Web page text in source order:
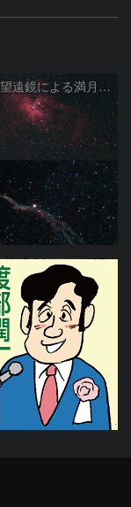
スマート望遠鏡による満月下の星雲（M16,NGC6960）